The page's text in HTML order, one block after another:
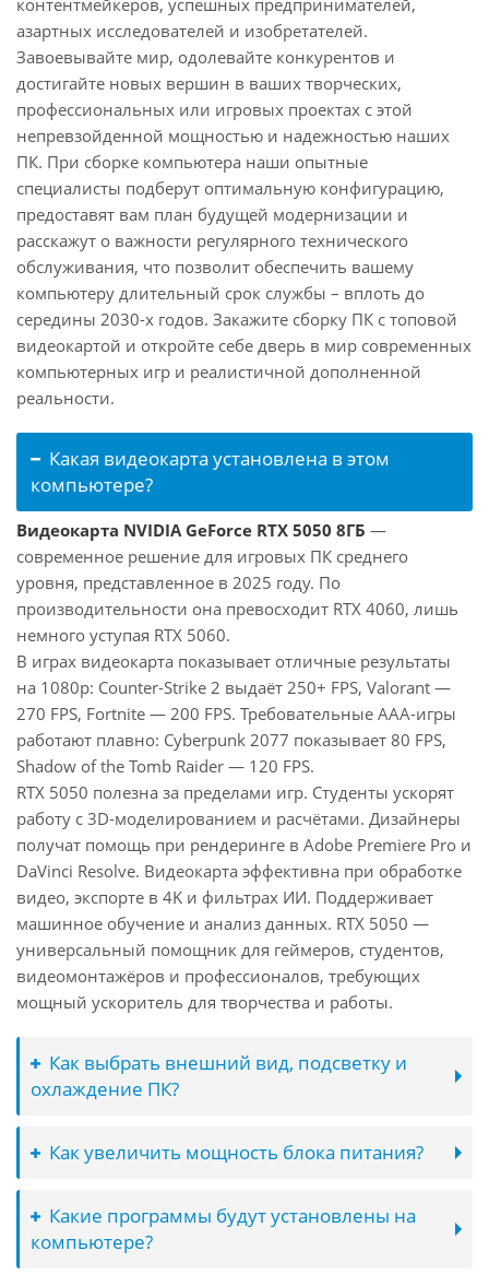
контентмейкеров, успешных предпринимателей,
азартных исследователей и изобретателей.
Завоевывайте мир, одолевайте конкурентов и
достигайте новых вершин в ваших творческих,
профессиональных или игровых проектах с этой
непревзойденной мощностью и надежностью наших
ПК. При сборке компьютера наши опытные
специалисты подберут оптимальную конфигурацию,
предоставят вам план будущей модернизации и
расскажут о важности регулярного технического
обслуживания, что позволит обеспечить вашему
компьютеру длительный срок службы – вплоть до
середины 2030-х годов. Закажите сборку ПК с топовой
видеокартой и откройте себе дверь в мир современных
компьютерных игр и реалистичной дополненной
реальности.
Какая видеокарта установлена в этом
компьютере?
Видеокарта NVIDIA GeForce RTX 5050 8ГБ —
современное решение для игровых ПК среднего
уровня, представленное в 2025 году. По
производительности она превосходит RTX 4060, лишь
немного уступая RTX 5060.
В играх видеокарта показывает отличные результаты
на 1080p: Counter-Strike 2 выдаёт 250+ FPS, Valorant —
270 FPS, Fortnite — 200 FPS. Требовательные AAA-игры
работают плавно: Cyberpunk 2077 показывает 80 FPS,
Shadow of the Tomb Raider — 120 FPS.
RTX 5050 полезна за пределами игр. Студенты ускорят
работу с 3D-моделированием и расчётами. Дизайнеры
получат помощь при рендеринге в Adobe Premiere Pro и
DaVinci Resolve. Видеокарта эффективна при обработке
видео, экспорте в 4K и фильтрах ИИ. Поддерживает
машинное обучение и анализ данных. RTX 5050 —
универсальный помощник для геймеров, студентов,
видеомонтажёров и профессионалов, требующих
мощный ускоритель для творчества и работы.
Как выбрать внешний вид, подсветку и
охлаждение ПК?
Как увеличить мощность блока питания?
Какие программы будут установлены на
компьютере?